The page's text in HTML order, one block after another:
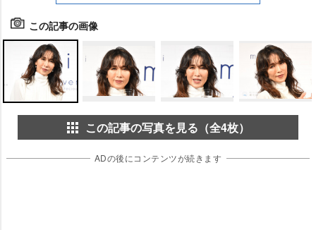
この記事の画像
この記事の写真を見る（全4枚）
ADの後にコンテンツが続きます